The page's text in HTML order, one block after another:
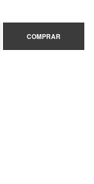
COMPRAR